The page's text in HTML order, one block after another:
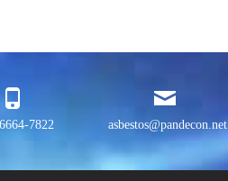
7822 asbestos@pandecon.net